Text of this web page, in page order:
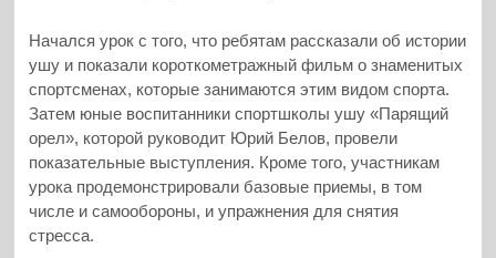
Начался урок с того, что ребятам рассказали об истории
ушу и показали короткометражный фильм о знаменитых
спортсменах, которые занимаются этим видом спорта.
Затем юные воспитанники спортшколы ушу «Парящий
орел», которой руководит Юрий Белов, провели
показательные выступления. Кроме того, участникам
урока продемонстрировали базовые приемы, в том
числе и самообороны, и упражнения для снятия
стресса.